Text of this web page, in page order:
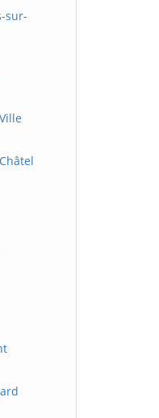
sur-